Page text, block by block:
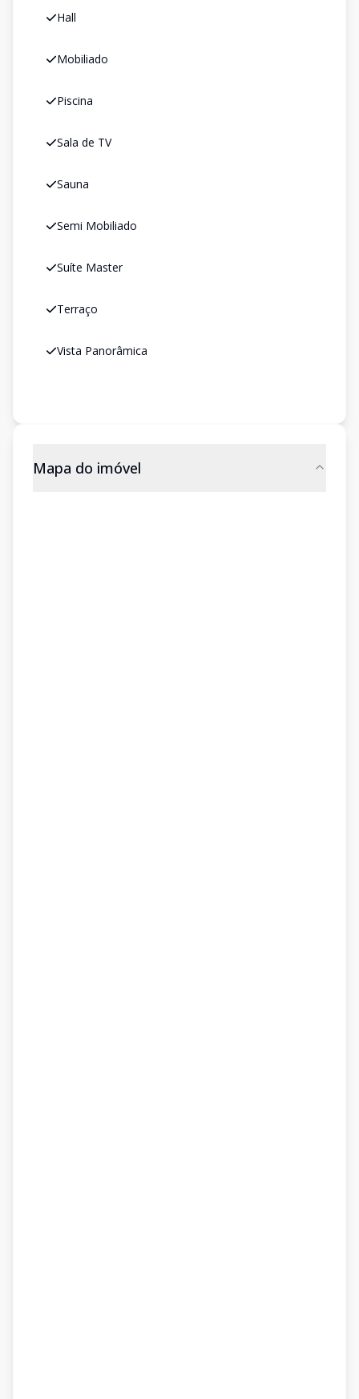
Hall
Mobiliado
Piscina
Sala de TV
Sauna
Semi Mobiliado
Suíte Master
Terraço
Vista Panorâmica
Mapa do imóvel